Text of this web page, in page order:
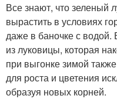
Все знают, что зеленый
вырастить в условиях
даже в баночке с водой.
из луковицы, которая
при выгонке зимой
для роста и цветения
образуя новых корней.